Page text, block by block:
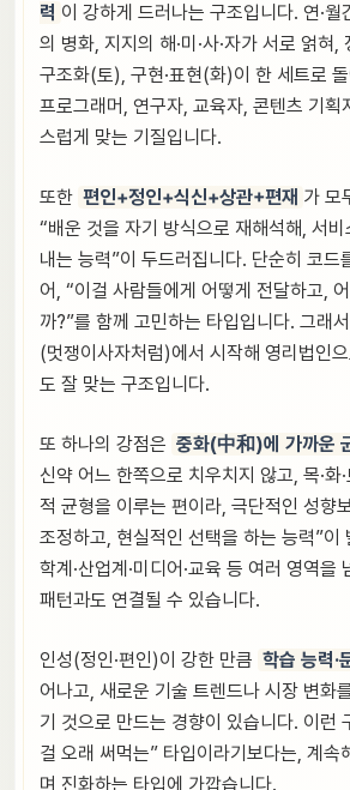
력 이 강하게 드러나는 구조입니다. 연·월
의 병화, 지지의 해·미·사·자가 서로 얽혀,
구조화(토), 구현·표현(화)이 한 세트로
프로그래머, 연구자, 교육자, 콘텐츠 기획
스럽게 맞는 기질입니다.
또한 편인+정인+식신+상관+편재 가 모
“배운 것을 자기 방식으로 재해석해, 서비
내는 능력”이 두드러집니다. 단순히 코드
어, “이걸 사람들에게 어떻게 전달하고,
까?”를 함께 고민하는 타입입니다. 그래
(멋쟁이사자처럼)에서 시작해 영리법인
도 잘 맞는 구조입니다.
또 하나의 강점은 중화(中和)에 가까운
신약 어느 한쪽으로 치우치지 않고, 목·화
적 균형을 이루는 편이라, 극단적인 성향
조정하고, 현실적인 선택을 하는 능력”이
학계·산업계·미디어·교육 등 여러 영역을
패턴과도 연결될 수 있습니다.
인성(정인·편인)이 강한 만큼 학습 능력·
어나고, 새로운 기술 트렌드나 시장 변화
기 것으로 만드는 경향이 있습니다. 이런
걸 오래 써먹는” 타입이라기보다는, 계속
며 진화하는 타입에 가깝습니다.